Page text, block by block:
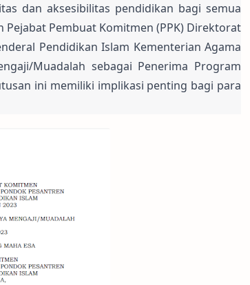
dan aksesibilitas pendidikan bagi semua
Pembuat Komitmen (PPK) Direktorat
Pendidikan Islam Kementerian Agama
Muadalah sebagai Penerima Program
ini memiliki implikasi penting bagi para